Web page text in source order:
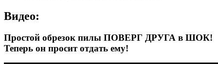
Видео:
Простой обрезок пилы ПОВЕРГ ДРУГА в ШОК!
Теперь он просит отдать ему!